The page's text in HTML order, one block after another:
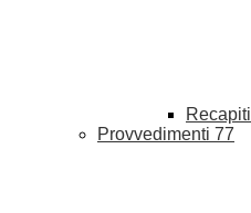
Provvedimenti 77